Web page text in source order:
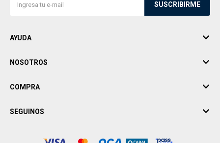
SUSCRIBIRME
AYUDA
NOSOTROS
COMPRA
SEGUINOS